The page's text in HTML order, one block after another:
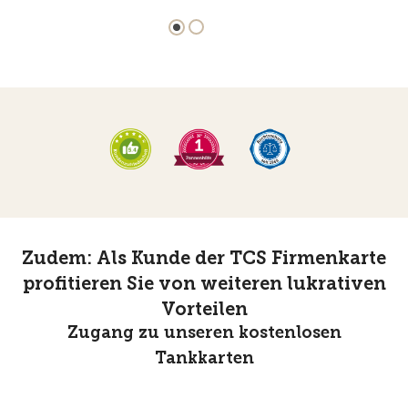
Zudem: Als Kunde der TCS Firmenkarte
profitieren Sie von weiteren lukrativen
Vorteilen
Zugang zu unseren kostenlosen
Tankkarten